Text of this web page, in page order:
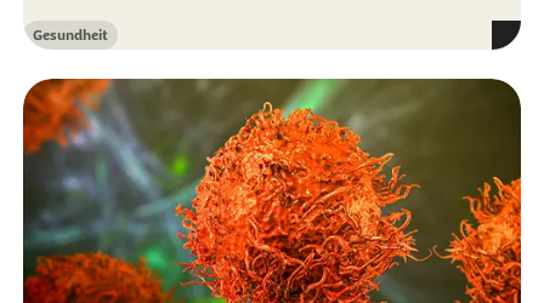
Kategorie
Gesundheit